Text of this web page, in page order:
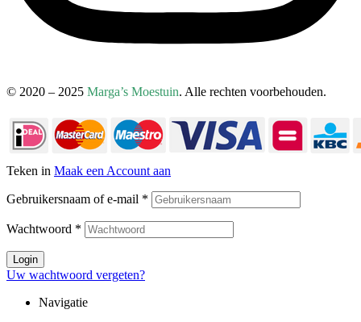
© 2020 – 2025 Marga’s Moestuin. Alle rechten voorbehouden.
Teken in Maak een Account aan
Gebruikersnaam of e-mail *
Wachtwoord *
Login
Uw wachtwoord vergeten?
Navigatie